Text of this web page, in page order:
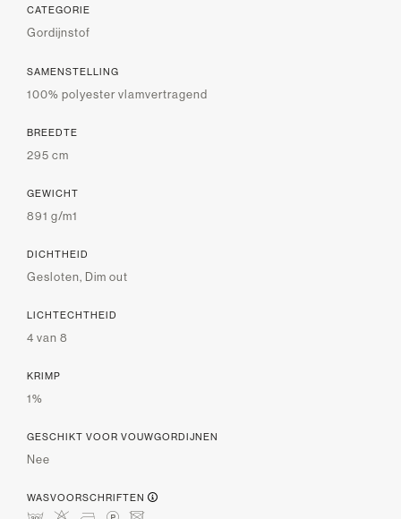
CATEGORIE
Gordijnstof
SAMENSTELLING
100% polyester vlamvertragend
BREEDTE
295 cm
GEWICHT
891 g/m1
DICHTHEID
Gesloten, Dim out
LICHTECHTHEID
4 van 8
KRIMP
1%
GESCHIKT VOOR VOUWGORDIJNEN
Nee
WASVOORSCHRIFTEN